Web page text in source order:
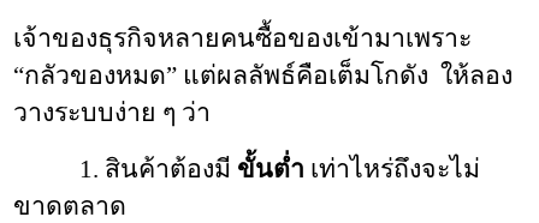
เจ้าของธุรกิจหลายคนซื้อของเข้ามาเพราะ
“กลัวของหมด” แต่ผลลัพธ์คือเต็มโกดัง ให้ลอง
วางระบบง่าย ๆ ว่า
           1. สินค้าต้องมี
ขั้นต่ำ เท่าไหร่ถึงจะไม่
ขาดตลาด